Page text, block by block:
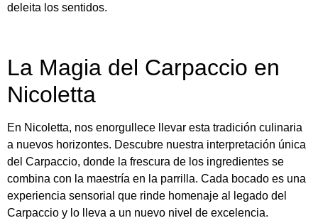
deleita los sentidos.
La Magia del Carpaccio en
Nicoletta
En Nicoletta, nos enorgullece llevar esta tradición culinaria
a nuevos horizontes. Descubre nuestra interpretación única
del Carpaccio, donde la frescura de los ingredientes se
combina con la maestría en la parrilla. Cada bocado es una
experiencia sensorial que rinde homenaje al legado del
Carpaccio y lo lleva a un nuevo nivel de excelencia.